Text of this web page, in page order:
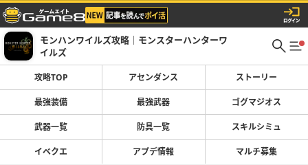
モンハンワイルズ攻略｜モンスターハンターワ
イルズ
攻略TOP アセンダンス ストーリー
最強装備 最強武器 ゴグマジオス
武器一覧 防具一覧 スキルシミュ
イベクエ アプデ情報 マルチ募集